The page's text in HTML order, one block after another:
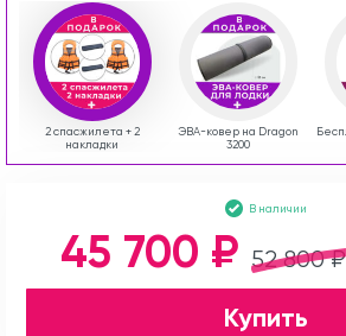
2 спасжилета + 2
накладки
ЭВА-ковер на Dragon
3200
В наличии
52 800 ₽
45 700 ₽
Купить